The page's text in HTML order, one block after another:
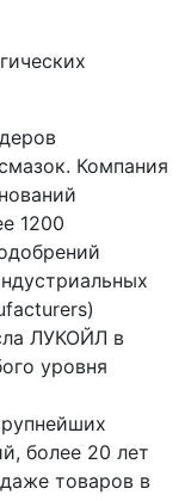
Компания
1200
ЛУКОЙЛ в
уровня
более 20 лет
товаров в